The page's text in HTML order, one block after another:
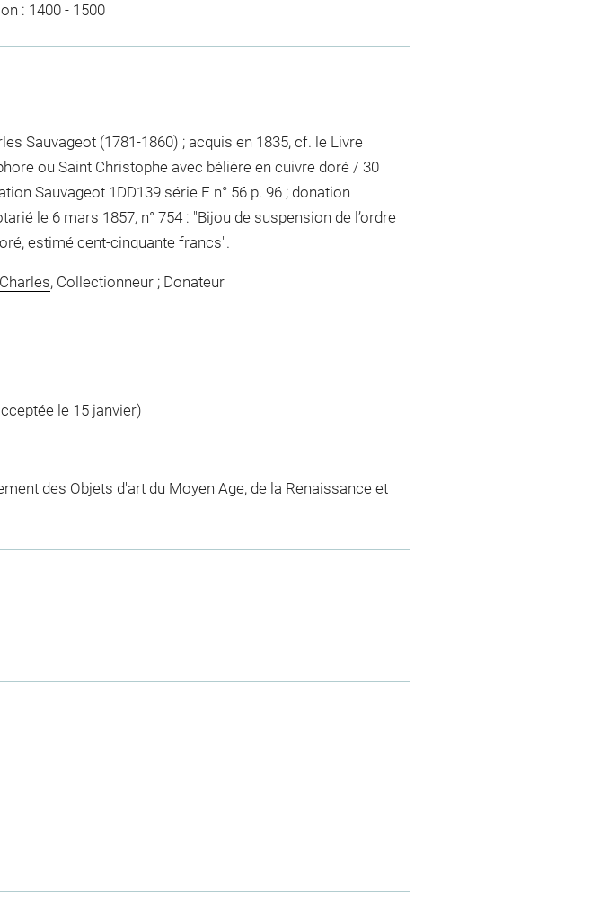
: 1400 - 1500
Sauvageot (1781-1860) ; acquis en 1835, cf. le Livre
ou Saint Christophe avec bélière en cuivre doré / 30
Sauvageot 1DD139 série F n° 56 p. 96 ; donation
le 6 mars 1857, n° 754 : "Bijou de suspension de l’ordre
estimé cent-cinquante francs".
, Collectionneur ; Donateur
le 15 janvier)
des Objets d'art du Moyen Age, de la Renaissance et